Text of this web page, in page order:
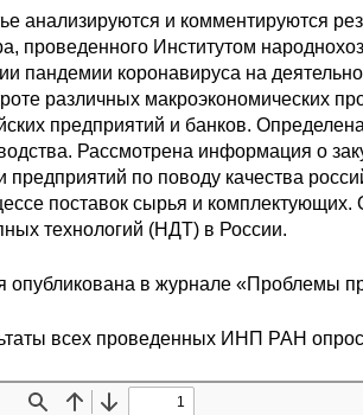
анализируются и комментируются
проведенного Институтом
пандемии коронавируса на
различных макроэкономических
предприятий и банков.
Рассмотрена информация о
предприятий по поводу качества
поставок сырья и
технологий (НДТ) в России.
опубликована в журнале «Проблемы
всех проведенных ИНП РАН